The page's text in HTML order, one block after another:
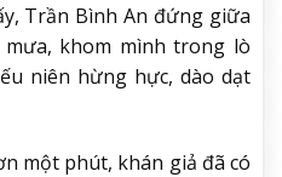
Trần Bình An đứng giữa
khom mình trong lò
niên hừng hực, dào dạt
một phút, khán giả đã có